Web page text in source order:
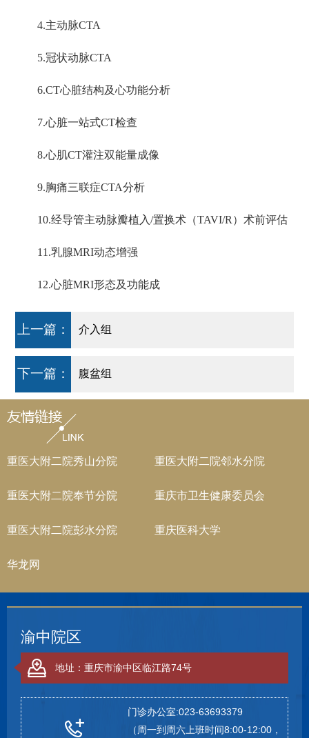
4.主动脉CTA
5.冠状动脉CTA
6.CT心脏结构及心功能分析
7.心脏一站式CT检查
8.心肌CT灌注双能量成像
9.胸痛三联症CTA分析
10.经导管主动脉瓣植入/置换术（TAVI/R）术前评估
11.乳腺MRI动态增强
12.心脏MRI形态及功能成
上一篇： 介入组
下一篇： 腹盆组
重医大附二院秀山分院 重医大附二院邻水分院
重医大附二院奉节分院 重庆市卫生健康委员会
重医大附二院彭水分院 重庆医科大学
华龙网
渝中院区
地址：重庆市渝中区临江路74号
门诊办公室:023-63693379
（周一到周六上班时间8:00-12:00，